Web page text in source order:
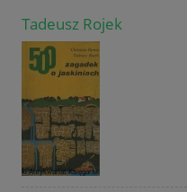
Tadeusz Rojek